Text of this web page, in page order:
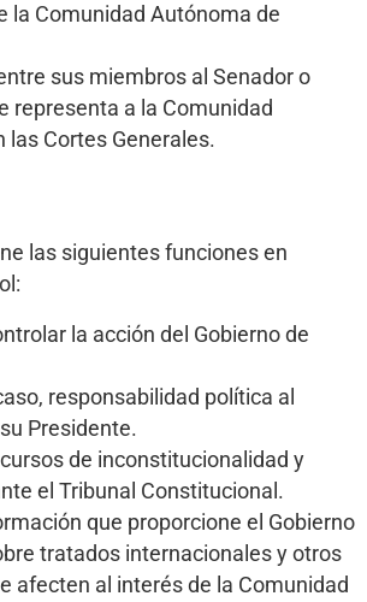
la Comunidad Autónoma de
sus miembros al Senador o
representa a la Comunidad
las Cortes Generales.
las siguientes funciones en
la acción del Gobierno de
responsabilidad política al
Presidente.
de inconstitucionalidad y
el Tribunal Constitucional.
que proporcione el Gobierno
tratados internacionales y otros
afecten al interés de la Comunidad